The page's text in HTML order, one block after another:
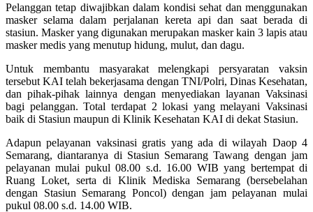
Pelanggan tetap diwajibkan dalam kondisi sehat dan menggunakan
masker selama dalam perjalanan kereta api dan saat berada di
stasiun. Masker yang digunakan merupakan masker kain 3 lapis atau
masker medis yang menutup hidung, mulut, dan dagu.
Untuk membantu masyarakat melengkapi persyaratan vaksin
tersebut KAI telah bekerjasama dengan TNI/Polri, Dinas Kesehatan,
dan pihak-pihak lainnya dengan menyediakan layanan Vaksinasi
bagi pelanggan. Total terdapat 2 lokasi yang melayani Vaksinasi
baik di Stasiun maupun di Klinik Kesehatan KAI di dekat Stasiun.
Adapun pelayanan vaksinasi gratis yang ada di wilayah Daop 4
Semarang, diantaranya di Stasiun Semarang Tawang dengan jam
pelayanan mulai pukul 08.00 s.d. 16.00 WIB yang bertempat di
Ruang Loket, serta di Klinik Mediska Semarang (bersebelahan
dengan Stasiun Semarang Poncol) dengan jam pelayanan mulai
pukul 08.00 s.d. 14.00 WIB.